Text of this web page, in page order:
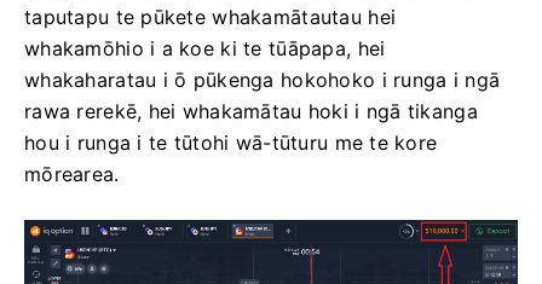
taputapu te pūkete whakamātautau hei
whakamōhio i a koe ki te tūāpapa, hei
whakaharatau i ō pūkenga hokohoko i runga i ngā
rawa rerekē, hei whakamātau hoki i ngā tikanga
hou i runga i te tūtohi wā-tūturu me te kore
mōrearea.